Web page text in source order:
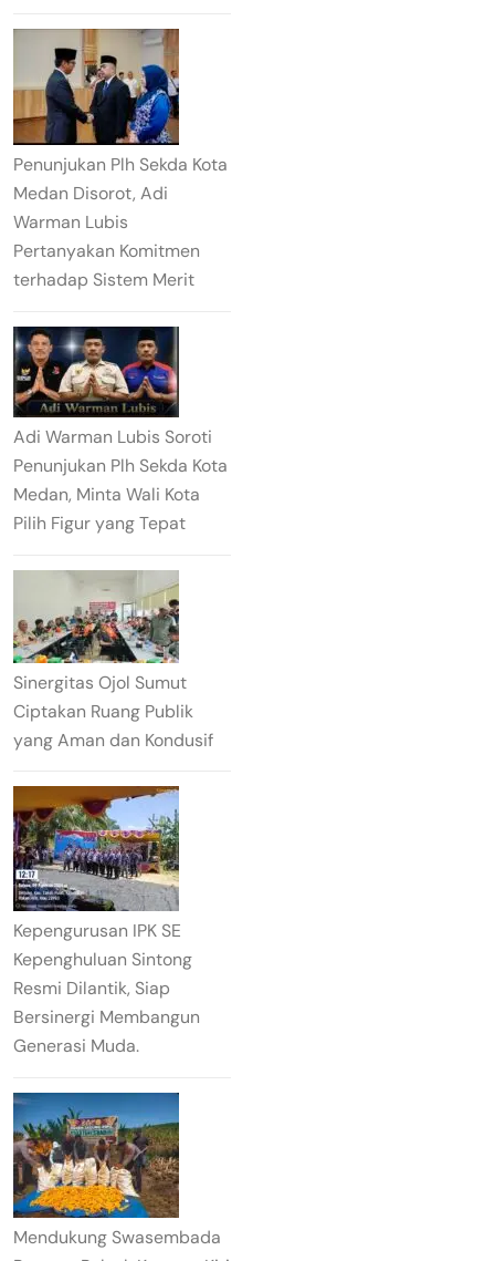
Penunjukan Plh Sekda Kota
Medan Disorot, Adi
Warman Lubis
Pertanyakan Komitmen
terhadap Sistem Merit
Adi Warman Lubis Soroti
Penunjukan Plh Sekda Kota
Medan, Minta Wali Kota
Pilih Figur yang Tepat
Sinergitas Ojol Sumut
Ciptakan Ruang Publik
yang Aman dan Kondusif
Kepengurusan IPK SE
Kepenghuluan Sintong
Resmi Dilantik, Siap
Bersinergi Membangun
Generasi Muda.
Mendukung Swasembada